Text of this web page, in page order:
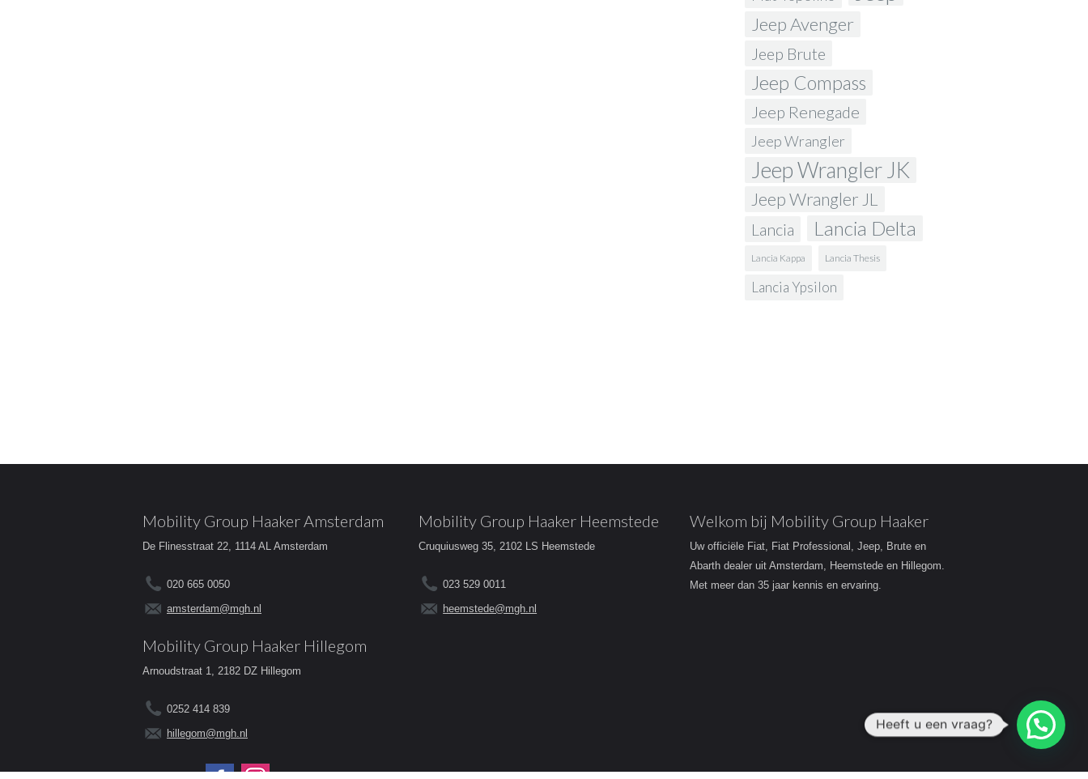
Jeep Avenger
Jeep Brute
Jeep Compass
Jeep Renegade
Jeep Wrangler
Jeep Wrangler JK
Jeep Wrangler JL
Lancia Lancia Delta
Lancia Kappa Lancia Thesis
Lancia Ypsilon
Mobility Group Haaker Amsterdam
De Flinesstraat 22, 1114 AL Amsterdam
020 665 0050
amsterdam@mgh.nl
Mobility Group Haaker Heemstede
Cruquiusweg 35, 2102 LS Heemstede
023 529 0011
heemstede@mgh.nl
Mobility Group Haaker Hillegom
Arnoudstraat 1, 2182 DZ Hillegom
0252 414 839
hillegom@mgh.nl
Volg ons op:
Welkom bij Mobility Group Haaker
Uw officiële Fiat, Fiat Professional, Jeep, Brute en
Abarth dealer uit Amsterdam, Heemstede en Hillegom.
Met meer dan 35 jaar kennis en ervaring.
Heeft u een vraag?